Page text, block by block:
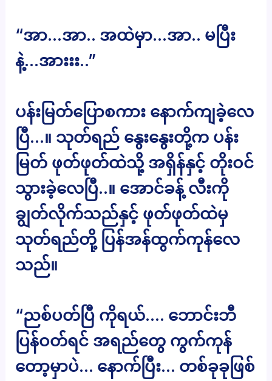
“အာ…အာ.. အထဲမှာ…အာ.. မပြီး
နဲ့…အားးး..”
ပန်းမြတ်ပြောစကား နောက်ကျခဲ့လေ
ပြီ…။ သုတ်ရည် နွေးနွေးတို့က ပန်း
မြတ် ဖုတ်ဖုတ်ထဲသို့ အရှိန်နှင့် တိုးဝင်
သွားခဲ့လေပြီ..။ အောင်ခန့် လီးကို
ချွတ်လိုက်သည်နှင့် ဖုတ်ဖုတ်ထဲမှ
သုတ်ရည်တို့ ပြန်အန်ထွက်ကုန်လေ
သည်။
“ညစ်ပတ်ပြီ ကိုရယ်…. ဘောင်းဘီ
ပြန်ဝတ်ရင် အရည်တွေ ကွက်ကုန်
တော့မှာပဲ… နောက်ပြီး… တစ်ခုခုဖြစ်